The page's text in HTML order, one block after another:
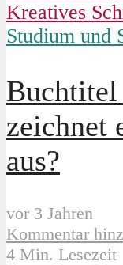
Kreatives
Studium und
Buchtitel
zeichnet
aus?
vor 3 Jahren
Kommentar
4 Min. Lesezeit